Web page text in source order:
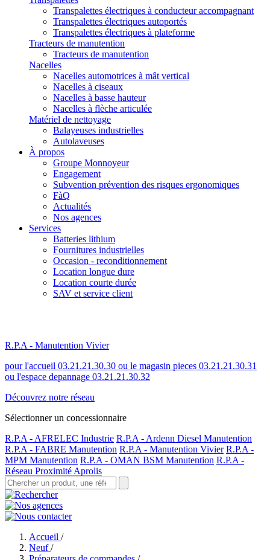
Transpalettes électriques à conducteur accompagnant
Transpalettes électriques autoportés
Transpalettes électriques à plateforme
Tracteurs de manutention
Tracteurs de manutention
Nacelles
Nacelles automotrices à mât vertical
Nacelles à ciseaux
Nacelles à basse hauteur
Nacelles à flèche articulée
Matériel de nettoyage
Balayeuses industrielles
Autolaveuses
À propos
Groupe Monnoyeur
Engagement
Subvention prévention des risques ergonomiques
FàQ
Actualités
Nos agences
Services
Batteries lithium
Fournitures industrielles
Occasion - reconditionnement
Location longue dure
Location courte durée
SAV et service client
R.P.A - Manutention Vivier
pour l'accueil 03.21.21.30.30 ou le magasin pieces 03.21.21.30.31
ou l'espace depannage 03.21.21.30.32
Découvrez notre réseau
Sélectionner un concessionnaire
R.P.A - AFRELEC Industrie R.P.A - Ardenn Diesel Manutention
R.P.A - FABRE Manutention R.P.A - Manutention Vivier R.P.A -
MPM Manutention R.P.A - OMAN BSM Manutention R.P.A -
Réseau Proximité Aprolis
Accueil /
Neuf/